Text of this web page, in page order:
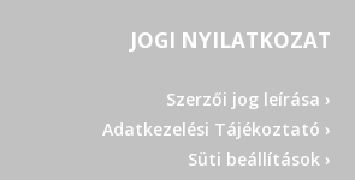
JOGI NYILATKOZAT
Szerzői jog leírása ›
Adatkezelési Tájékoztató ›
Süti beállítások ›